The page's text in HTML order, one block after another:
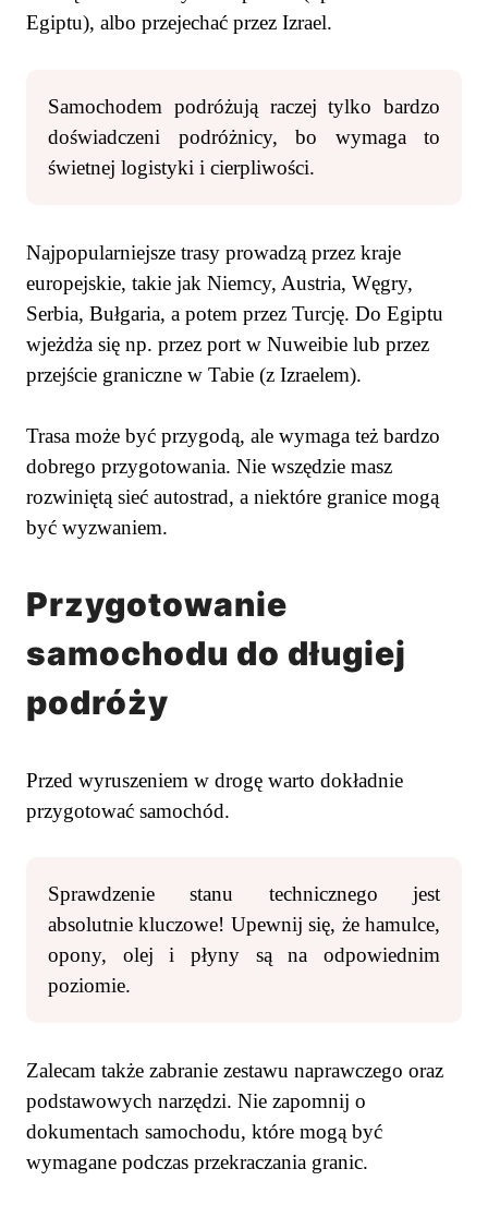
Egiptu), albo przejechać przez Izrael.
Samochodem podróżują raczej tylko bardzo
doświadczeni podróżnicy, bo wymaga to
świetnej logistyki i cierpliwości.
Najpopularniejsze trasy prowadzą przez kraje
europejskie, takie jak Niemcy, Austria, Węgry,
Serbia, Bułgaria, a potem przez Turcję. Do Egiptu
wjeżdża się np. przez port w Nuweibie lub przez
przejście graniczne w Tabie (z Izraelem).
Trasa może być przygodą, ale wymaga też bardzo
dobrego przygotowania. Nie wszędzie masz
rozwiniętą sieć autostrad, a niektóre granice mogą
być wyzwaniem.
Przygotowanie
samochodu do długiej
podróży
Przed wyruszeniem w drogę warto dokładnie
przygotować samochód.
Sprawdzenie stanu technicznego jest
absolutnie kluczowe! Upewnij się, że hamulce,
opony, olej i płyny są na odpowiednim
poziomie.
Zalecam także zabranie zestawu naprawczego oraz
podstawowych narzędzi. Nie zapomnij o
dokumentach samochodu, które mogą być
wymagane podczas przekraczania granic.